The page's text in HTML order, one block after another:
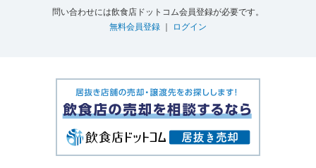
問い合わせには飲食店ドットコム会員登録が必要です。
無料会員登録
ログイン